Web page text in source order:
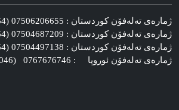
ژماره‌ی ته‌له‌فۆن کوردستان : 07506206655 (00964)
ژماره‌ی ته‌له‌فۆن کوردستان : 07504687209 (00964)
ژماره‌ی ته‌له‌فۆن کوردستان : 07504497138 (00964)
ژماره‌ی ته‌له‌فۆن ئوروپا : 0767676746 (0046)